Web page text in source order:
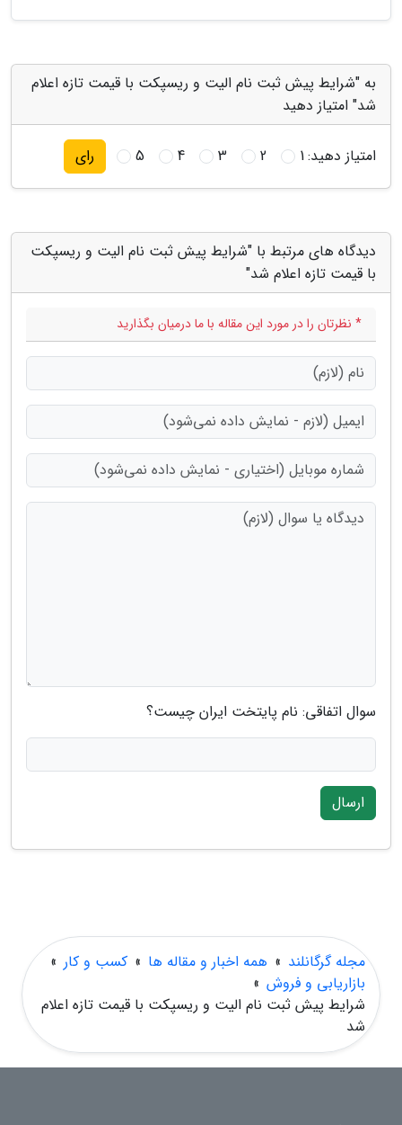
به "شرایط پیش ثبت نام الیت و ریسپکت با قیمت تازه اعلام
شد" امتیاز دهید
امتیاز دهید:1
2
3
4
5 رای
دیدگاه های مرتبط با "شرایط پیش ثبت نام الیت و ریسپکت
با قیمت تازه اعلام شد"
* نظرتان را در مورد این مقاله با ما درمیان بگذارید
سوال اتفاقی: نام پایتخت ایران چیست؟
ارسال
مجله گرگانلند » همه اخبار و مقاله ها » کسب و کار »
بازاریابی و فروش »
شرایط پیش ثبت نام الیت و ریسپکت با قیمت تازه اعلام
شد